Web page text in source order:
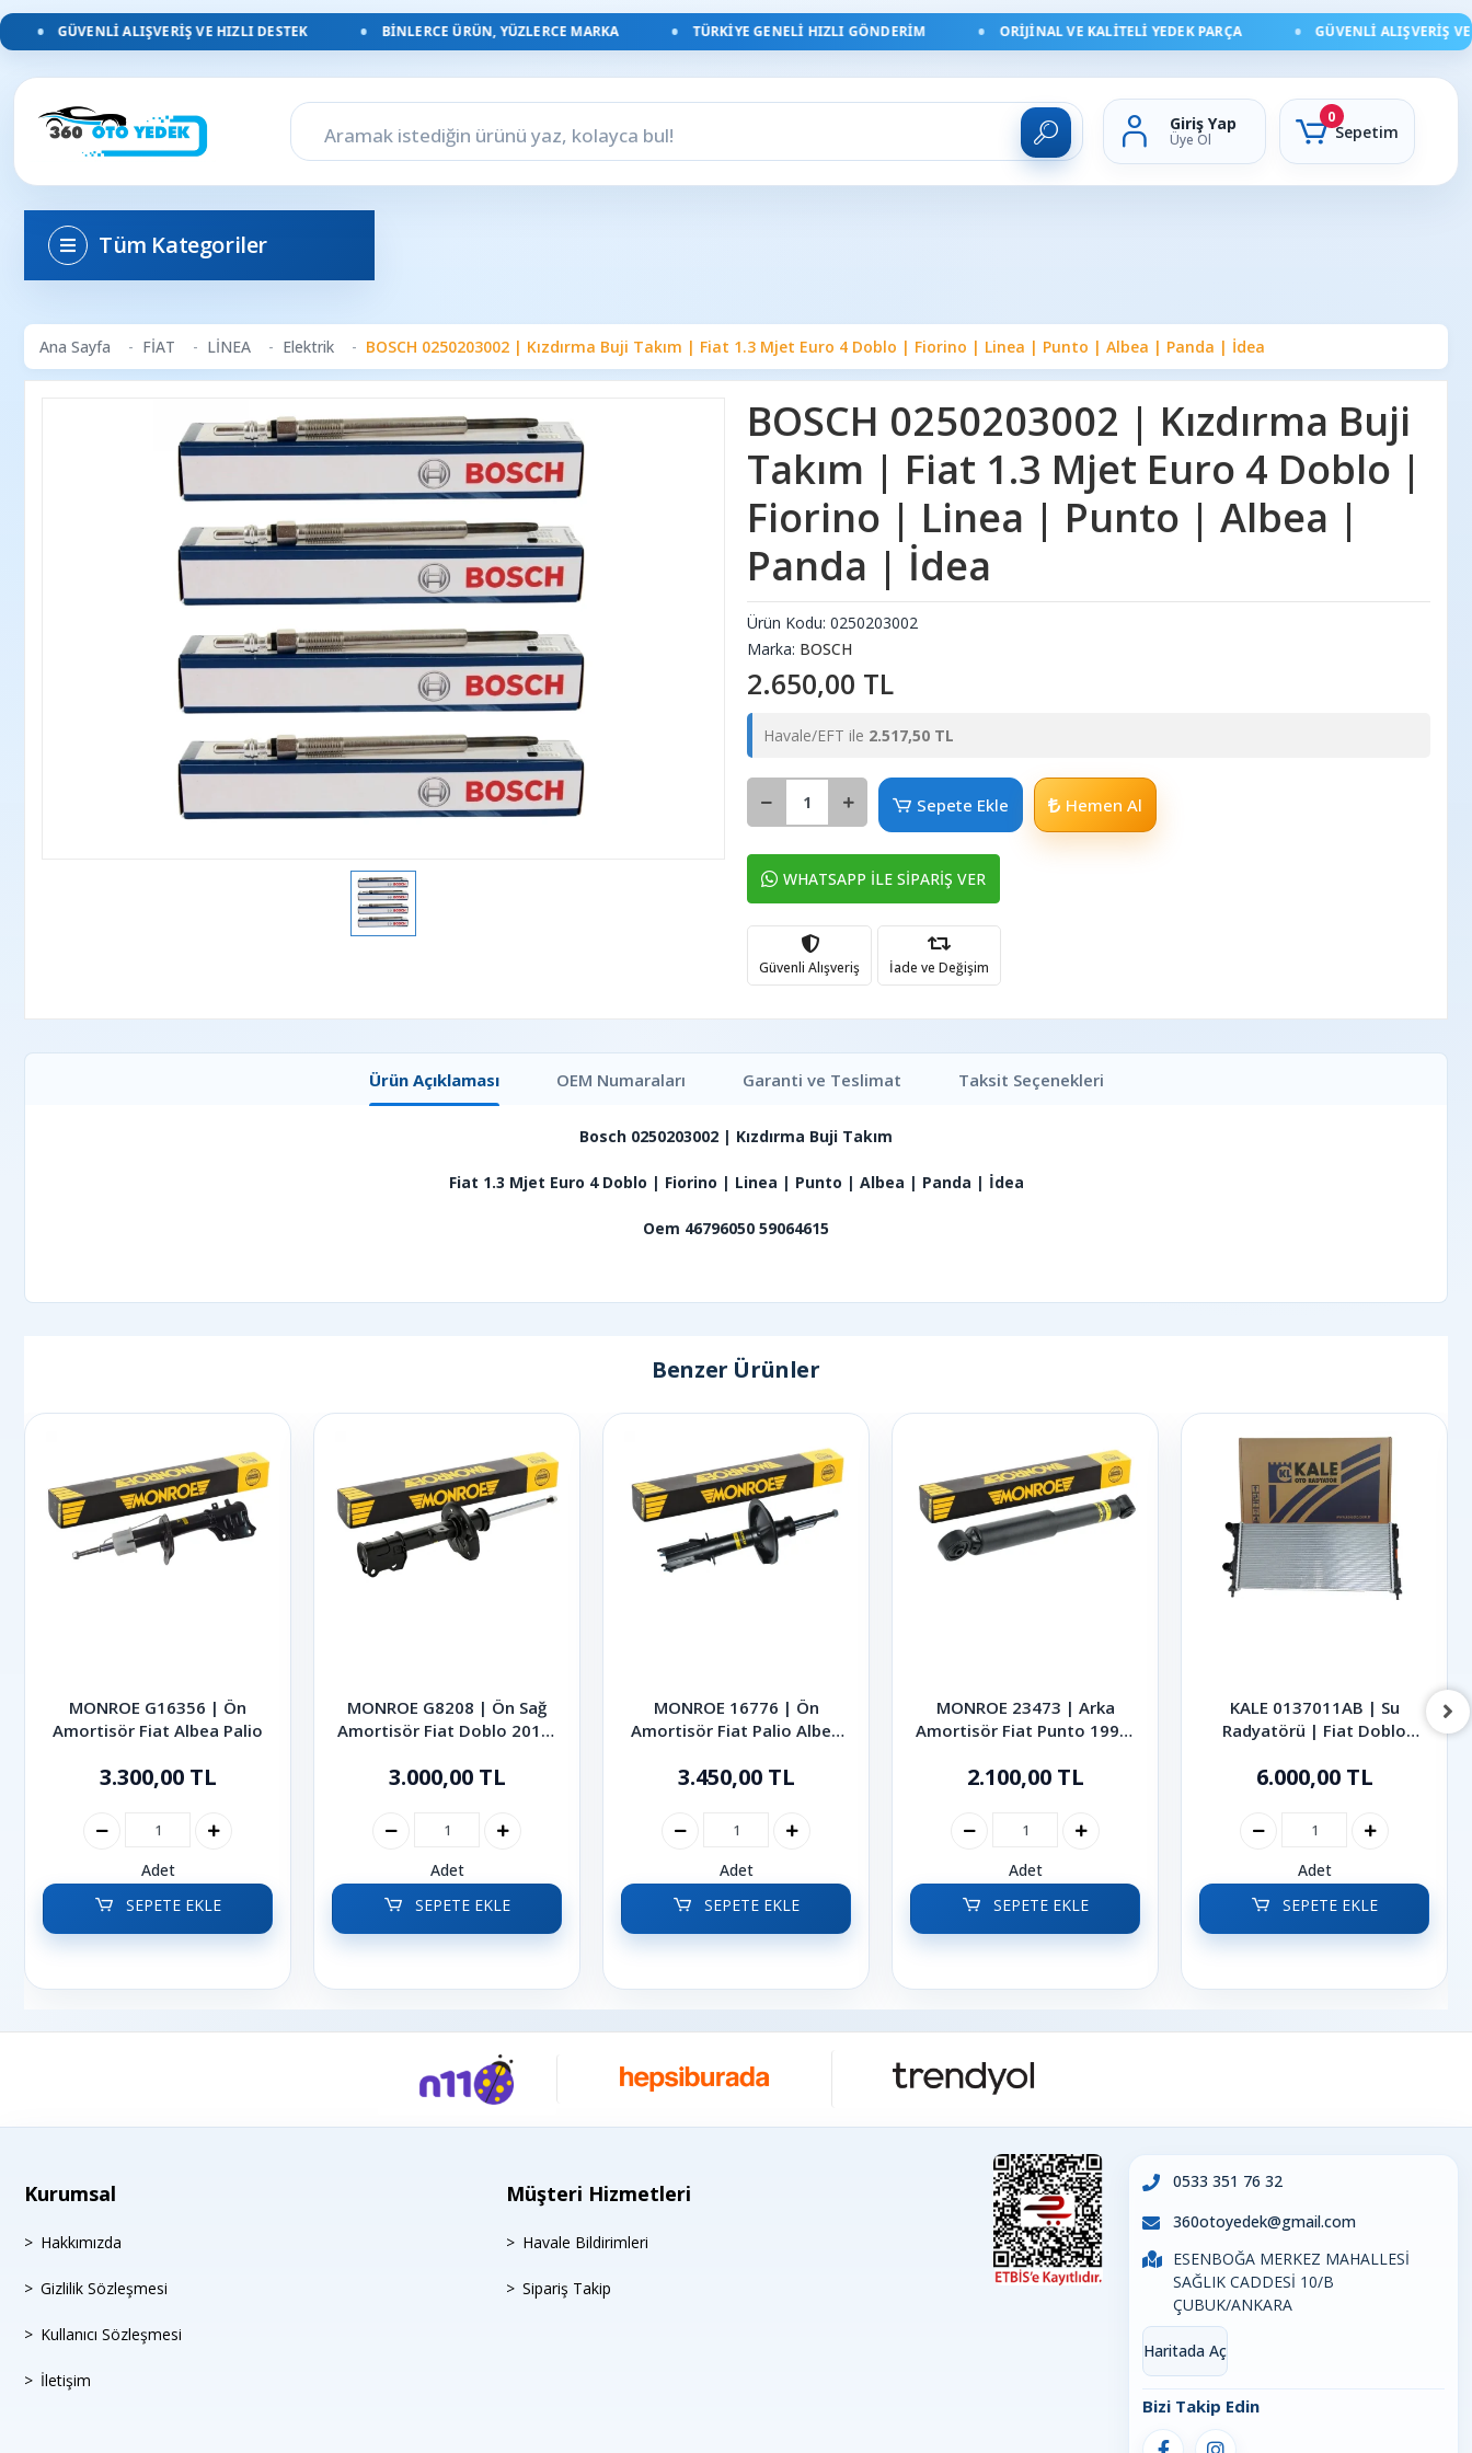
GÜVENLI ALIŞVERIŞ VE HIZLI DESTEK BINLERCE ÜRÜN, YÜZLERCE MARKA TÜRKIYE GENELI HIZLI GÖNDERIM ORIJINAL VE KALITELI YEDEK PARÇA GÜVENLI ALIŞVERIŞ VE
Giriş Yap
Üye Ol
0
Sepetim
Tüm Kategoriler
Ana Sayfa FİAT LİNEA Elektrik BOSCH 0250203002 | Kızdırma Buji Takım | Fiat 1.3 Mjet Euro 4 Doblo | Fiorino | Linea | Punto | Albea | Panda | İdea
BOSCH 0250203002 | Kızdırma Buji
Takım | Fiat 1.3 Mjet Euro 4 Doblo |
Fiorino | Linea | Punto | Albea |
Panda | İdea
Ürün Kodu: 0250203002
Marka: BOSCH
2.650,00 TL
Havale/EFT ile 2.517,50 TL
Sepete Ekle Hemen Al
WHATSAPP İLE SİPARİŞ VER
Güvenli Alışveriş İade ve Değişim
Ürün Açıklaması Garanti ve Teslimat Taksit Seçenekleri
OEM Numaraları
Bosch 0250203002 | Kızdırma Buji Takım
Fiat 1.3 Mjet Euro 4 Doblo | Fiorino | Linea | Punto | Albea | Panda | İdea
Oem 46796050 59064615
Benzer Ürünler
MONROE G16356 | Ön
Amortisör Fiat Albea Palio
3.300,00 TL
Adet
SEPETE EKLE
MONROE G8208 | Ön Sağ
Amortisör Fiat Doblo 2010-
3.000,00 TL
Adet
SEPETE EKLE
MONROE 16776 | Ön
Amortisör Fiat Palio Albea
3.450,00 TL
Adet
SEPETE EKLE
MONROE 23473 | Arka
Amortisör Fiat Punto 1999-
2.100,00 TL
Adet
SEPETE EKLE
KALE 0137011AB | Su
Radyatörü | Fiat Doblo
6.000,00 TL
Adet
SEPETE EKLE
Kurumsal
Hakkımızda
Gizlilik Sözleşmesi
Kullanıcı Sözleşmesi
İletişim
Müşteri Hizmetleri
Havale Bildirimleri
Sipariş Takip
0533 351 76 32
360otoyedek@gmail.com
ESENBOĞA MERKEZ MAHALLESİ
SAĞLIK CADDESİ 10/B
ÇUBUK/ANKARA
Haritada Aç
Bizi Takip Edin